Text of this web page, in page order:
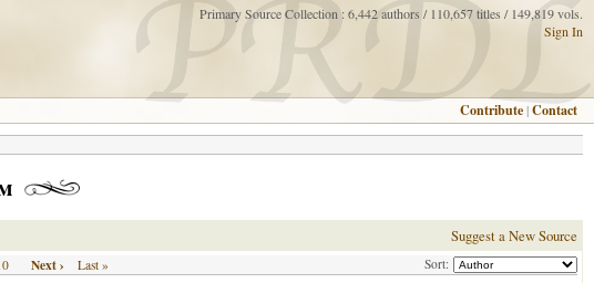
Primary Source Collection : 6,442 authors / 110,657 titles / 149,819 vols.
Sign In
Contribute |Contact
Suggest a New Source
Sort:
Next › Last »